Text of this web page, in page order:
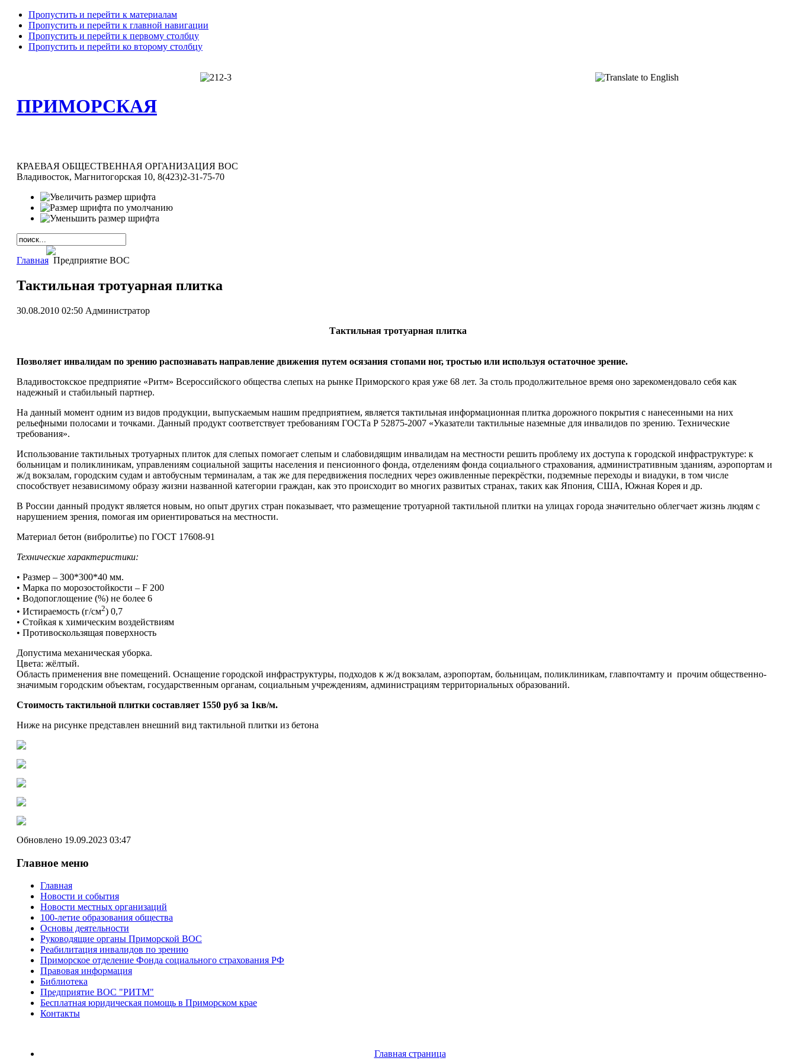
Пропустить и перейти к материалам
Пропустить и перейти к главной навигации
Пропустить и перейти к первому столбцу
Пропустить и перейти ко второму столбцу
ПРИМОРСКАЯ
КРАЕВАЯ ОБЩЕСТВЕННАЯ ОРГАНИЗАЦИЯ ВОС
Владивосток, Магнитогорская 10, 8(423)2-31-75-70
Главная Предприятие ВОС
Тактильная тротуарная плитка
30.08.2010 02:50 Администратор
Тактильная тротуарная плитка
Позволяет инвалидам по зрению распознавать направление движения путем осязания стопами ног, тростью или используя остаточное зрение.
Владивостокское предприятие «Ритм» Всероссийского общества слепых на рынке Приморского края уже 68 лет. За столь продолжительное время оно зарекомендовало себя как
надежный и стабильный партнер.
На данный момент одним из видов продукции, выпускаемым нашим предприятием, является тактильная информационная плитка дорожного покрытия с нанесенными на них
рельефными полосами и точками. Данный продукт соответствует требованиям ГОСТа Р 52875-2007 «Указатели тактильные наземные для инвалидов по зрению. Технические
требования».
Использование тактильных тротуарных плиток для слепых помогает слепым и слабовидящим инвалидам на местности решить проблему их доступа к городской инфраструктуре: к
больницам и поликлиникам, управлениям социальной защиты населения и пенсионного фонда, отделениям фонда социального страхования, административным зданиям, аэропортам и
ж/д вокзалам, городским судам и автобусным терминалам, а так же для передвижения последних через оживленные перекрёстки, подземные переходы и виадуки, в том числе
способствует независимому образу жизни названной категории граждан, как это происходит во многих развитых странах, таких как Япония, США, Южная Корея и др.
В России данный продукт является новым, но опыт других стран показывает, что размещение тротуарной тактильной плитки на улицах города значительно облегчает жизнь людям с
нарушением зрения, помогая им ориентироваться на местности.
Материал бетон (вибролитье) по ГОСТ 17608-91
Технические характеристики:
• Размер – 300*300*40 мм.
• Марка по морозостойкости – F 200
• Водопоглощение (%) не более 6
• Истираемость (г/см2) 0,7
• Стойкая к химическим воздействиям
• Противоскользящая поверхность
Допустима механическая уборка.
Цвета: жёлтый.
Область применения вне помещений. Оснащение городской инфраструктуры, подходов к ж/д вокзалам, аэропортам, больницам, поликлиникам, главпочтамту и прочим общественно-
значимым городским объектам, государственным органам, социальным учреждениям, администрациям территориальных образований.
Стоимость тактильной плитки составляет 1550 руб за 1кв/м.
Ниже на рисунке представлен внешний вид тактильной плитки из бетона
Обновлено 19.09.2023 03:47
Главное меню
Главная
Новости и события
Новости местных организаций
100-летие образования общества
Основы деятельности
Руководящие органы Приморской ВОС
Реабилитация инвалидов по зрению
Приморское отделение Фонда социального страхования РФ
Правовая информация
Библиотека
Предприятие ВОС "РИТМ"
Бесплатная юридическая помощь в Приморском крае
Контакты
Главная страница